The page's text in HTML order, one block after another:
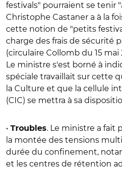
festivals" pourraient se tenir
Christophe Castaner a à la
cette notion de "petits
charge des frais de sécurité
(circulaire Collomb du 15 mai
Le ministre s'est borné à
spéciale travaillait sur cette
la Culture et que la cellule
(CIC) se mettra à sa
• Troubles. Le ministre a fait
la montée des tensions
durée du confinement,
et les centres de rétention